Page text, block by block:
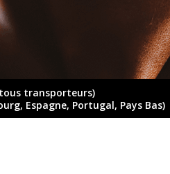
transporteurs)
Espagne, Portugal, Pays Bas)